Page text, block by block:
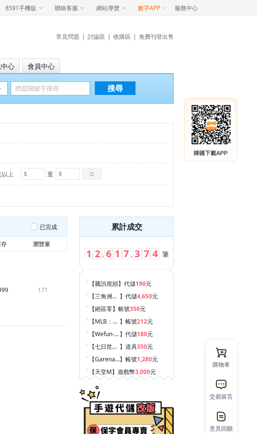
8591手機版 聯絡客服 網站導覽 數字APP 服務中心
常見問題 | 討論區 | 收購區 | 免費刊登出售
心 會員中心
搜尋
上 至
已完成
瀏覽量
171
累計成交
1 2 , 6 1 7 , 3 7 4 筆
【騰訊視頻】 代儲190元
】 代儲4,650元
【絕區零】 帳號350元
】 帳號212元
】 代儲180元
】 道具350元
】 帳號1,280元
【天堂M】 遊戲幣3,000元
【鳴潮
【Roblox】代儲600元
購物車
交易留言
意見回饋